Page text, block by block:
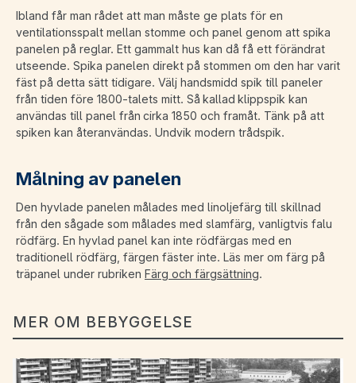
Ibland får man rådet att man måste ge plats för en
ventilationsspalt mellan stomme och panel genom att spika
panelen på reglar. Ett gammalt hus kan då få ett förändrat
utseende. Spika panelen direkt på stommen om den har varit
fäst på detta sätt tidigare. Välj handsmidd spik till paneler
från tiden före 1800-talets mitt. Så kallad klippspik kan
användas till panel från cirka 1850 och framåt. Tänk på att
spiken kan återanvändas. Undvik modern trådspik.
Målning av panelen
Den hyvlade panelen målades med linoljefärg till skillnad
från den sågade som målades med slamfärg, vanligtvis falu
rödfärg. En hyvlad panel kan inte rödfärgas med en
traditionell rödfärg, färgen fäster inte. Läs mer om färg på
träpanel under rubriken Färg och färgsättning.
MER OM BEBYGGELSE